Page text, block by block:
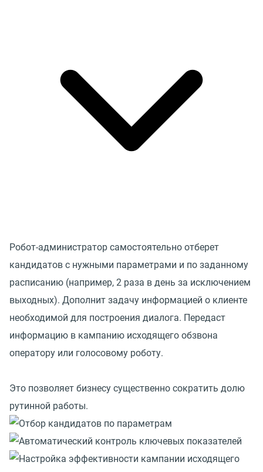
Робот-администратор самостоятельно отберет
кандидатов с нужными параметрами и по заданному
расписанию (например, 2 раза в день за исключением
выходных). Дополнит задачу информацией о клиенте
необходимой для построения диалога. Передаст
информацию в кампанию исходящего обзвона
оператору или голосовому роботу.
Это позволяет бизнесу существенно сократить долю
рутинной работы.